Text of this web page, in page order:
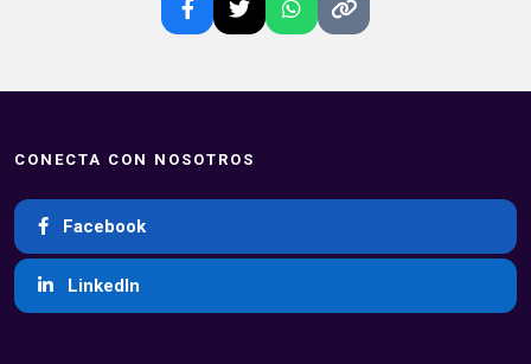
CONECTA CON NOSOTROS
Facebook
LinkedIn